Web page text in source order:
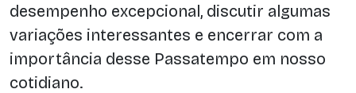
desempenho excepcional, discutir algumas
variações interessantes e encerrar com a
importância desse Passatempo em nosso
cotidiano.